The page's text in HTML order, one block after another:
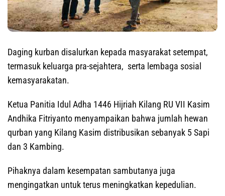
Daging kurban disalurkan kepada masyarakat setempat,
termasuk keluarga pra-sejahtera, serta lembaga sosial
kemasyarakatan.
Ketua Panitia Idul Adha 1446 Hijriah Kilang RU VII Kasim
Andhika Fitriyanto menyampaikan bahwa jumlah hewan
qurban yang Kilang Kasim distribusikan sebanyak 5 Sapi
dan 3 Kambing.
Pihaknya dalam kesempatan sambutanya juga
mengingatkan untuk terus meningkatkan kepedulian.